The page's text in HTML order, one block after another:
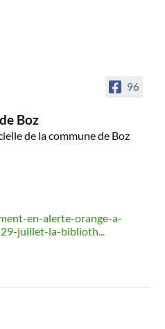
96
Boz
de la commune de Boz
en-alerte-orange-a-
juillet-la-biblioth...